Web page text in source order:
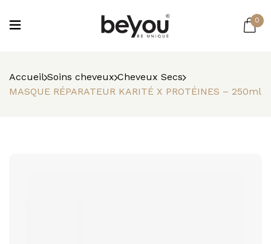
0
Accueil Soins cheveux Cheveux Secs
MASQUE RÉPARATEUR KARITÉ X PROTÉINES – 250ml